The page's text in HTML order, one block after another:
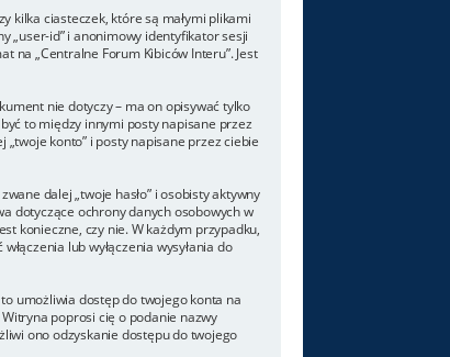
kilka ciasteczek, które są małymi plikami
„user-id” i anonimowy identyfikator sesji
na „Centralne Forum Kibiców Interu”. Jest
nie dotyczy – ma on opisywać tylko
to między innymi posty napisane przez
konto” i posty napisane przez ciebie
dalej „twoje hasło” i osobisty aktywny
dotyczące ochrony danych osobowych w
konieczne, czy nie. W każdym przypadku,
lub wyłączenia wysyłania do
umożliwia dostęp do twojego konta na
Witryna poprosi cię o podanie nazwy
ono odzyskanie dostępu do twojego